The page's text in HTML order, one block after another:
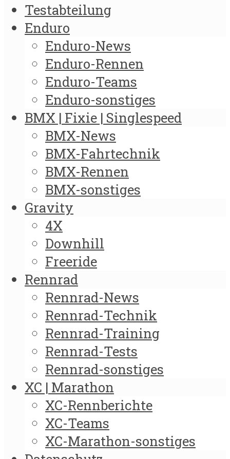
Testabteilung
Enduro
Enduro-News
Enduro-Rennen
Enduro-Teams
Enduro-sonstiges
BMX | Fixie | Singlespeed
BMX-News
BMX-Fahrtechnik
BMX-Rennen
BMX-sonstiges
Gravity
4X
Downhill
Freeride
Rennrad
Rennrad-News
Rennrad-Technik
Rennrad-Training
Rennrad-Tests
Rennrad-sonstiges
XC | Marathon
XC-Rennberichte
XC-Teams
XC-Marathon-sonstiges